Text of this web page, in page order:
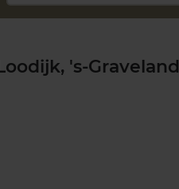
's-Graveland